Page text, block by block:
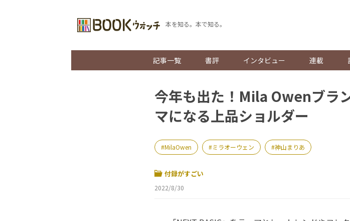
本を知る。本で知る。
記事一覧 書評 インタビュー 連載
今年も出た！Mila Owenブラ
マになる上品ショルダー
MilaOwen ミラオーウェン 神山まりあ
付録がすごい
2022/8/30